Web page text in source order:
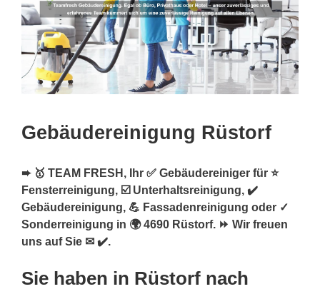
Gebäudereinigung Rüstorf
➨ 🥇 TEAM FRESH, Ihr ✅ Gebäudereiniger für ⭐
Fensterreinigung, ☑️ Unterhaltsreinigung, ✔️
Gebäudereinigung, 💪 Fassadenreinigung oder ✓
Sonderreinigung in 🌍 4690 Rüstorf. ⏩ Wir freuen
uns auf Sie ✉ ✔️.
Sie haben in Rüstorf nach